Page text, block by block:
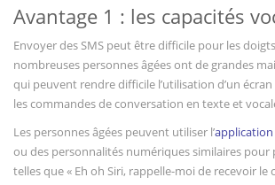
Avantage 1 : les capacités
Envoyer des SMS peut être difficile pour les
nombreuses personnes âgées ont de grandes
qui peuvent rendre difficile l’utilisation d’un écran
les commandes de conversation en texte et
Les personnes âgées peuvent utiliser l’application
ou des personnalités numériques similaires pour
telles que « Eh oh Siri, rappelle-moi de recevoir le